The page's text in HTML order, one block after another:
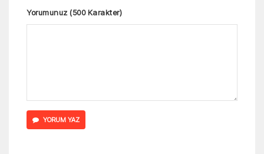
Yorumunuz (500 Karakter)
YORUM YAZ